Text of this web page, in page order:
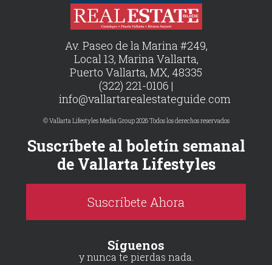
Av. Paseo de la Marina #249,
Local 13, Marina Vallarta,
Puerto Vallarta, MX, 48335
(322) 221-0106 |
info@vallartarealestateguide.com
© Vallarta Lifestyles Media Group 2026 Todos los derechos reservados
Suscríbete al boletín semanal
de Vallarta Lifestyles
Suscríbete Ahora
Síguenos
y nunca te pierdas nada.